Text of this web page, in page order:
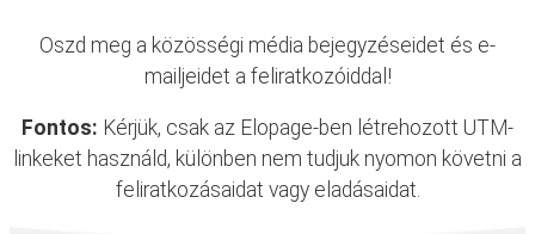
Oszd meg a közösségi média bejegyzéseidet és e-
mailjeidet a feliratkozóiddal!
Fontos: Kérjük, csak az Elopage-ben létrehozott UTM-
linkeket használd, különben nem tudjuk nyomon követni a
feliratkozásaidat vagy eladásaidat.